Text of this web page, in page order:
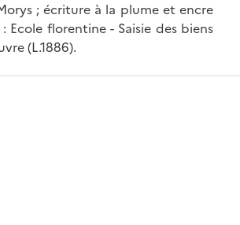
; écriture à la plume et encre
florentine - Saisie des biens
(L.1886).